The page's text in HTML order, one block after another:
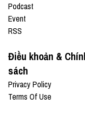
Podcast
Event
RSS
Điều khoản &
sách
Privacy Policy
Terms Of Use